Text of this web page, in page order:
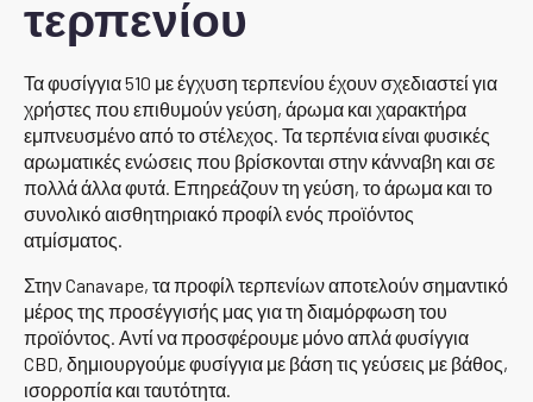
τερπενίου
Τα φυσίγγια 510 με έγχυση τερπενίου έχουν σχεδιαστεί για
χρήστες που επιθυμούν γεύση, άρωμα και χαρακτήρα
εμπνευσμένο από το στέλεχος. Τα τερπένια είναι φυσικές
αρωματικές ενώσεις που βρίσκονται στην κάνναβη και σε
πολλά άλλα φυτά. Επηρεάζουν τη γεύση, το άρωμα και το
συνολικό αισθητηριακό προφίλ ενός προϊόντος
ατμίσματος.
Στην Canavape, τα προφίλ τερπενίων αποτελούν σημαντικό
μέρος της προσέγγισής μας για τη διαμόρφωση του
προϊόντος. Αντί να προσφέρουμε μόνο απλά φυσίγγια
CBD, δημιουργούμε φυσίγγια με βάση τις γεύσεις με βάθος,
ισορροπία και ταυτότητα.